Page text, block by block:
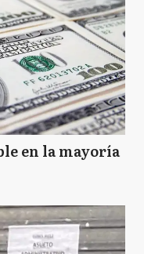
en la mayoría